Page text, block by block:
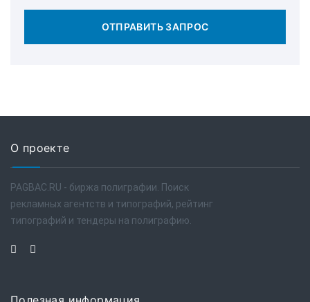
ОТПРАВИТЬ ЗАПРОС
О проекте
PAGBAC.RU - биржа полиграфии. Поиск
рекламных агентств и типографий, рейтинг
типографий и тендеры на полиграфию.